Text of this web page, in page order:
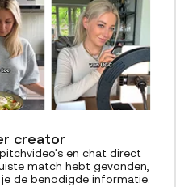
creator
en chat direct
match hebt gevonden,
de benodigde informatie.